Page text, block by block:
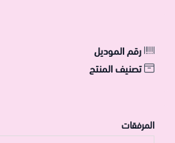
رقم الموديل
تصنيف المنتج
المرفقات